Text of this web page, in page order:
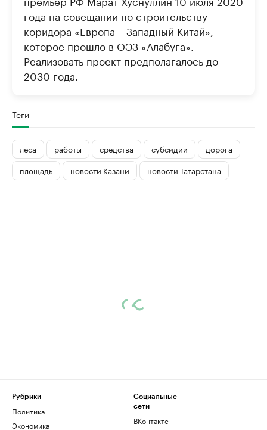
года на совещании по строительству
коридора «Европа – Западный Китай»,
которое прошло в ОЭЗ «Алабуга».
Реализовать проект предполагалось до
2030 года.
Теги
леса работы средства субсидии
дорога
площадь
новости Казани новости Татарстана
Рубрики
Политика
Экономика
Социальные
сети
ВКонтакте